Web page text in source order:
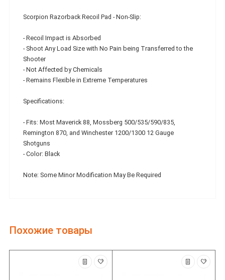
Scorpion Razorback Recoil Pad - Non-Slip:
- Recoil Impact is Absorbed
- Shoot Any Load Size with No Pain being Transferred to the
Shooter
- Not Affected by Chemicals
- Remains Flexible in Extreme Temperatures
Specifications:
- Fits: Most Maverick 88, Mossberg 500/535/590/835,
Remington 870, and Winchester 1200/1300 12 Gauge
Shotguns
- Color: Black
Note: Some Minor Modification May Be Required
Похожие товары